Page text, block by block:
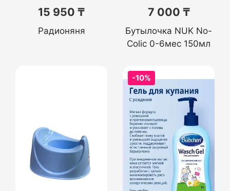
15 950 ₸
Радионяня
7 000 ₸
Бутылочка NUK No-
Colic 0-6мес 150мл
-10%